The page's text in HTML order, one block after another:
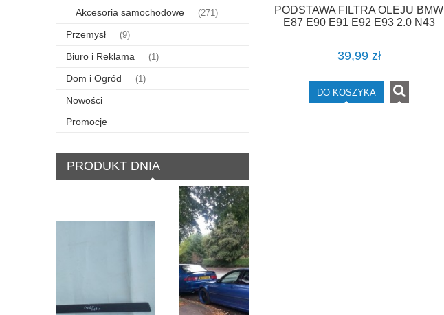
Akcesoria samochodowe (271)
Przemysł (9)
Biuro i Reklama (1)
Dom i Ogród (1)
Nowości
Promocje
PRODUKT DNIA
PODSTAWA FILTRA OLEJU BMW
E87 E90 E91 E92 E93 2.0 N43
39,99 zł
DO KOSZYKA